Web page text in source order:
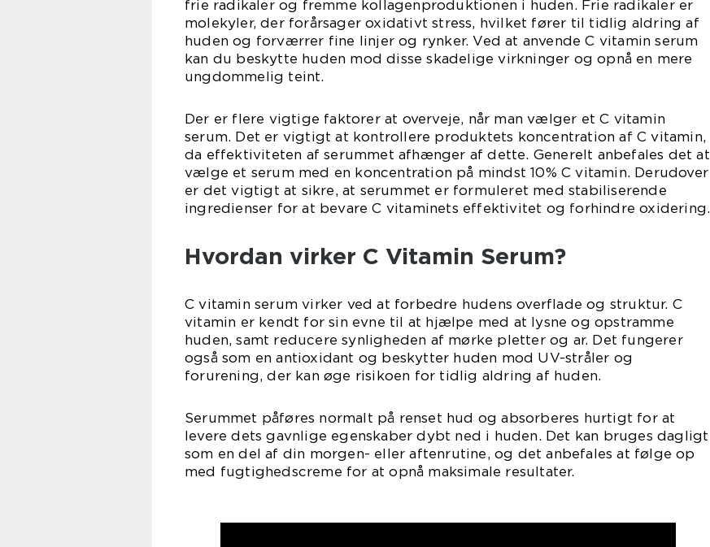
frie radikaler og fremme kollagenproduktionen i huden. Frie radikaler er
molekyler, der forårsager oxidativt stress, hvilket fører til tidlig aldring af
huden og forværrer fine linjer og rynker. Ved at anvende C vitamin serum
kan du beskytte huden mod disse skadelige virkninger og opnå en mere
ungdommelig teint.
Der er flere vigtige faktorer at overveje, når man vælger et C vitamin
serum. Det er vigtigt at kontrollere produktets koncentration af C vitamin,
da effektiviteten af serummet afhænger af dette. Generelt anbefales det at
vælge et serum med en koncentration på mindst 10% C vitamin. Derudover
er det vigtigt at sikre, at serummet er formuleret med stabiliserende
ingredienser for at bevare C vitaminets effektivitet og forhindre oxidering.
Hvordan virker C Vitamin Serum?
C vitamin serum virker ved at forbedre hudens overflade og struktur. C
vitamin er kendt for sin evne til at hjælpe med at lysne og opstramme
huden, samt reducere synligheden af mørke pletter og ar. Det fungerer
også som en antioxidant og beskytter huden mod UV-stråler og
forurening, der kan øge risikoen for tidlig aldring af huden.
Serummet påføres normalt på renset hud og absorberes hurtigt for at
levere dets gavnlige egenskaber dybt ned i huden. Det kan bruges dagligt
som en del af din morgen- eller aftenrutine, og det anbefales at følge op
med fugtighedscreme for at opnå maksimale resultater.